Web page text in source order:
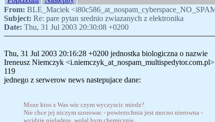
From: BLE_Maciek
Subject: Re: pare pytan srednio zwiazanych z elektronika
Date: Thu, 31 Jul 2003 20:30:08 +0200
Thu, 31 Jul 2003 20:16:28 +0200 jednostka biologiczna o nazwie
Ireneusz Niemczyk
119
jednego z serwerow news nastepujace dane:
Moze ktos z Was wie czym wyczyscic miedz?
Nie chce jej niczym szorowac - powierzchnia jest mocno nierowna -
wyjdzie nieladnie, wolal bym chemicznie.